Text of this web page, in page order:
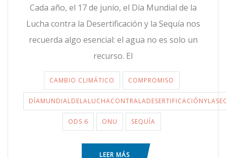
Cada año, el 17 de junio, el Día Mundial de la
Lucha contra la Desertificación y la Sequía nos
recuerda algo esencial: el agua no es solo un
recurso. El
CAMBIO CLIMÁTICO COMPROMISO
ODS 6 ONU SEQUÍA
LEER MÁS